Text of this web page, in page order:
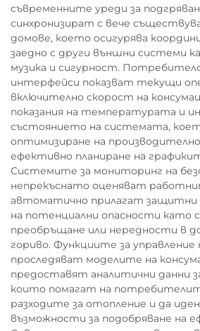
съвременните уреди за
синхронизират с вече
домове, което осигурява
заедно с други външни системи
музика и сигурност.
интерфейси показват текущи
включително скорост на
показания на температурата и
състоянието на системата,
оптимизиране на
ефективно планиране на
Системите за мониторинг на
непрекъснато оценяват
автоматично прилагат защитни
на потенциални опасности като
преобръщане или нередности в
гориво. Функциите за управление
проследяват моделите на
предоставят аналитични данни
които помагат на
разходите за отопление и да
възможности за подобряване на